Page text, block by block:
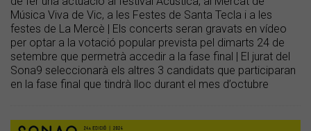
Música Viva de Vic, a les Festes de Santa Tecla i a les
festes de La Mercè | Els concerts seran gravats en vídeo
per optar a la votació popular prevista pel dimarts 24 de
setembre que permetrà accedir a la fase final | El jurat del
Sona9 seleccionarà els altres 3 candidats que participaran
en la fase final que tindrà lloc durant el mes d’octubre